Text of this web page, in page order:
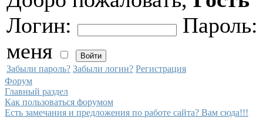
Логин:
Пароль:
меня
Забыли пароль? Забыли логин? Регистрация
Форум
Главный раздел
Как пользоваться форумом
Есть замечания и предложения по работе сайта? Вам сюда!!!